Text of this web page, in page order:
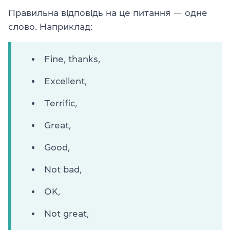
Правильна відповідь на це питання — одне
слово. Наприклад:
Fine, thanks,
Excellent,
Terrific,
Great,
Good,
Not bad,
OK,
Not great,